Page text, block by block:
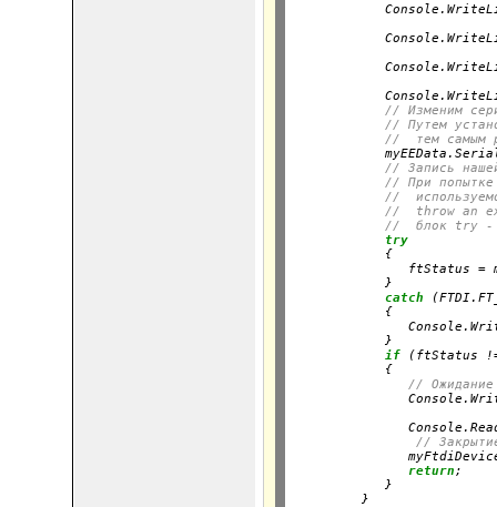
// Изменим
// Путем
//  тем самым
// Запись нашей
// При попытке
//
//  throw an
//  блок try -
try
            {
ftStatus =
            }
catch
            {
            }
if (ftStatus !=
            {
// Ожидание
//
return;
            }
         }